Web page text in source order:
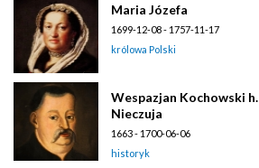
Maria Józefa
1699-12-08 - 1757-11-17
królowa Polski
Wespazjan Kochowski h.
Nieczuja
1663 - 1700-06-06
historyk